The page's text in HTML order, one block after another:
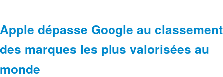
Apple dépasse Google au classement
des marques les plus valorisées au
monde